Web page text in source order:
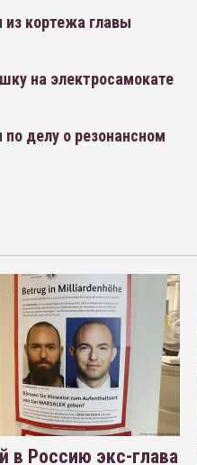
кортежа главы
на электросамокате
по делу о резонансном
в Россию экс-глава